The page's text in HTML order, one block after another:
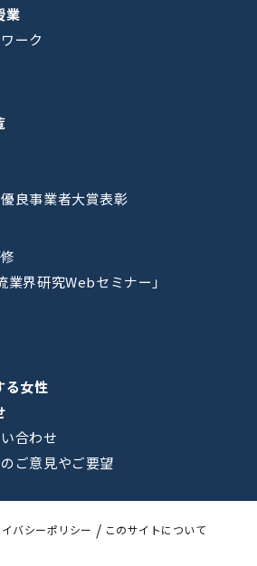
業
ーク
良事業者大賞表彰
業界研究Webセミナー」
る女性
合わせ
ご意見やご要望
バシーポリシー このサイトについて